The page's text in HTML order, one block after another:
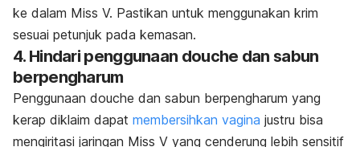
ke dalam Miss V. Pastikan untuk menggunakan krim
sesuai petunjuk pada kemasan.
4. Hindari penggunaan douche dan sabun
berpengharum
Penggunaan douche dan sabun berpengharum yang
kerap diklaim dapat membersihkan vagina justru bisa
mengiritasi jaringan Miss V yang cenderung lebih sensitif